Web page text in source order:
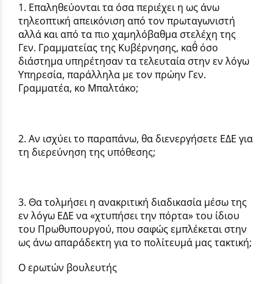
1. Επαληθεύονται τα όσα περιέχει η ως άνω
τηλεοπτική απεικόνιση από τον πρωταγωνιστή
αλλά και από τα πιο χαμηλόβαθμα στελέχη της
Γεν. Γραμματείας της Κυβέρνησης, καθ΄ όσο
διάστημα υπηρέτησαν τα τελευταία στην εν λόγω
Υπηρεσία, παράλληλα με τον πρώην Γεν.
Γραμματέα, κο Μπαλτάκο;
2. Αν ισχύει το παραπάνω, θα διενεργήσετε ΕΔΕ για
τη διερεύνηση της υπόθεσης;
3. Θα τολμήσει η ανακριτική διαδικασία μέσω της
εν λόγω ΕΔΕ να «χτυπήσει την πόρτα» του ίδιου
του Πρωθυπουργού, που σαφώς εμπλέκεται στην
ως άνω απαράδεκτη για το πολίτευμά μας τακτική;
Ο ερωτών βουλευτής